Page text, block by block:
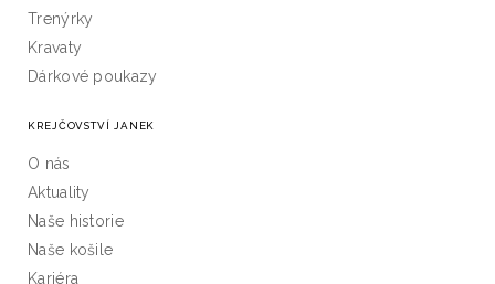
Trenýrky
Kravaty
Dárkové poukazy
KREJČOVSTVÍ JANEK
O nás
Aktuality
Naše historie
Naše košile
Kariéra